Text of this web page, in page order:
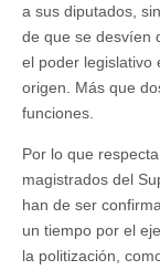
a sus diputados,
de que se desvíen
el poder legislativo
origen. Más que
funciones.
Por lo que
magistrados del
han de ser
un tiempo por el
la politización,